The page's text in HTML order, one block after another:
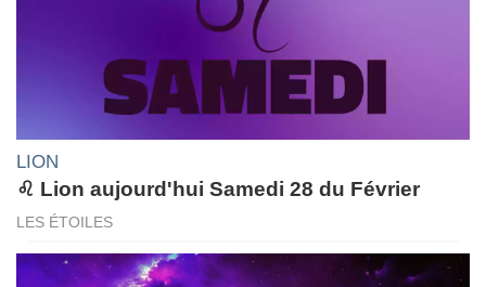
LION
♌ Lion aujourd'hui Samedi 28 du Février
LES ÉTOILES